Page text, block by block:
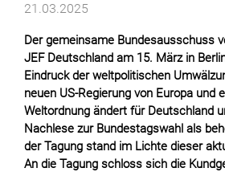
21.03.2025
Der gemeinsame Bundesausschuss
JEF Deutschland am 15. März in
Eindruck der weltpolitischen
neuen US-Regierung von Europa und
Weltordnung ändert für Deutschland
Nachlese zur Bundestagswahl als
der Tagung stand im Lichte dieser
An die Tagung schloss sich die